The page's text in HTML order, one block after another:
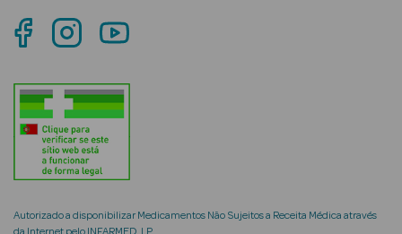
Colónia
Ver Tudo
Coffrets
Coffrets de
Autorizado a disponibilizar Medicamentos Não Sujeitos a Receita Médica através
da Internet pelo INFARMED, I.P.